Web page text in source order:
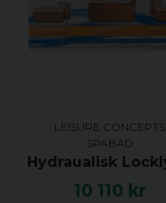
LEISURE CONCEPTS
SPABAD
10 110 kr